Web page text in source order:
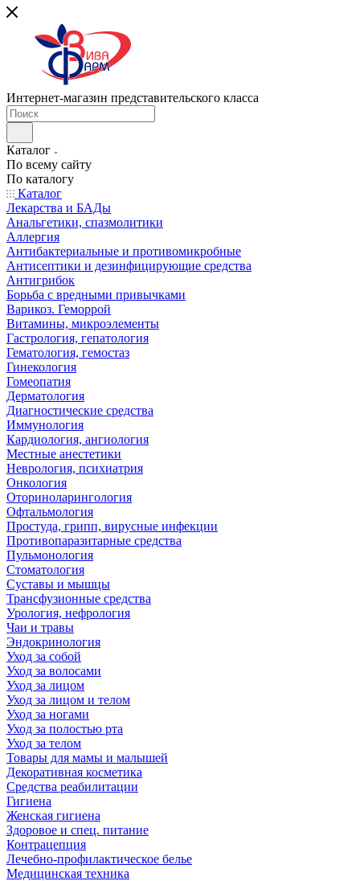
Интернет-магазин представительского класса
Каталог
По всему сайту
По каталогу
Каталог
Лекарства и БАДы
Анальгетики, спазмолитики
Аллергия
Антибактериальные и противомикробные
Антисептики и дезинфицирующие средства
Антигрибок
Борьба с вредными привычками
Варикоз. Геморрой
Витамины, микроэлементы
Гастрология, гепатология
Гематология, гемостаз
Гинекология
Гомеопатия
Дерматология
Диагностические средства
Иммунология
Кардиология, ангиология
Местные анестетики
Неврология, психиатрия
Онкология
Оториноларингология
Офтальмология
Простуда, грипп, вирусные инфекции
Противопаразитарные средства
Пульмонология
Стоматология
Суставы и мышцы
Трансфузионные средства
Урология, нефрология
Чаи и травы
Эндокринология
Уход за собой
Уход за волосами
Уход за лицом
Уход за лицом и телом
Уход за ногами
Уход за полостью рта
Уход за телом
Товары для мамы и малышей
Декоративная косметика
Средства реабилитации
Гигиена
Женская гигиена
Здоровое и спец. питание
Контрацепция
Лечебно-профилактическое белье
Медицинская техника